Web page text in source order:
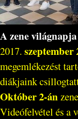
A zene világnapja
2017. szeptember
megemlékezést
diákjaink
Október 2-án
Videófelvétel és a